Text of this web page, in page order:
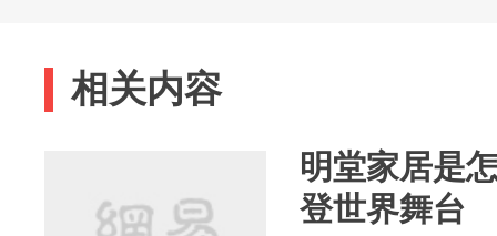
相关内容
明堂家居是
登世界舞台